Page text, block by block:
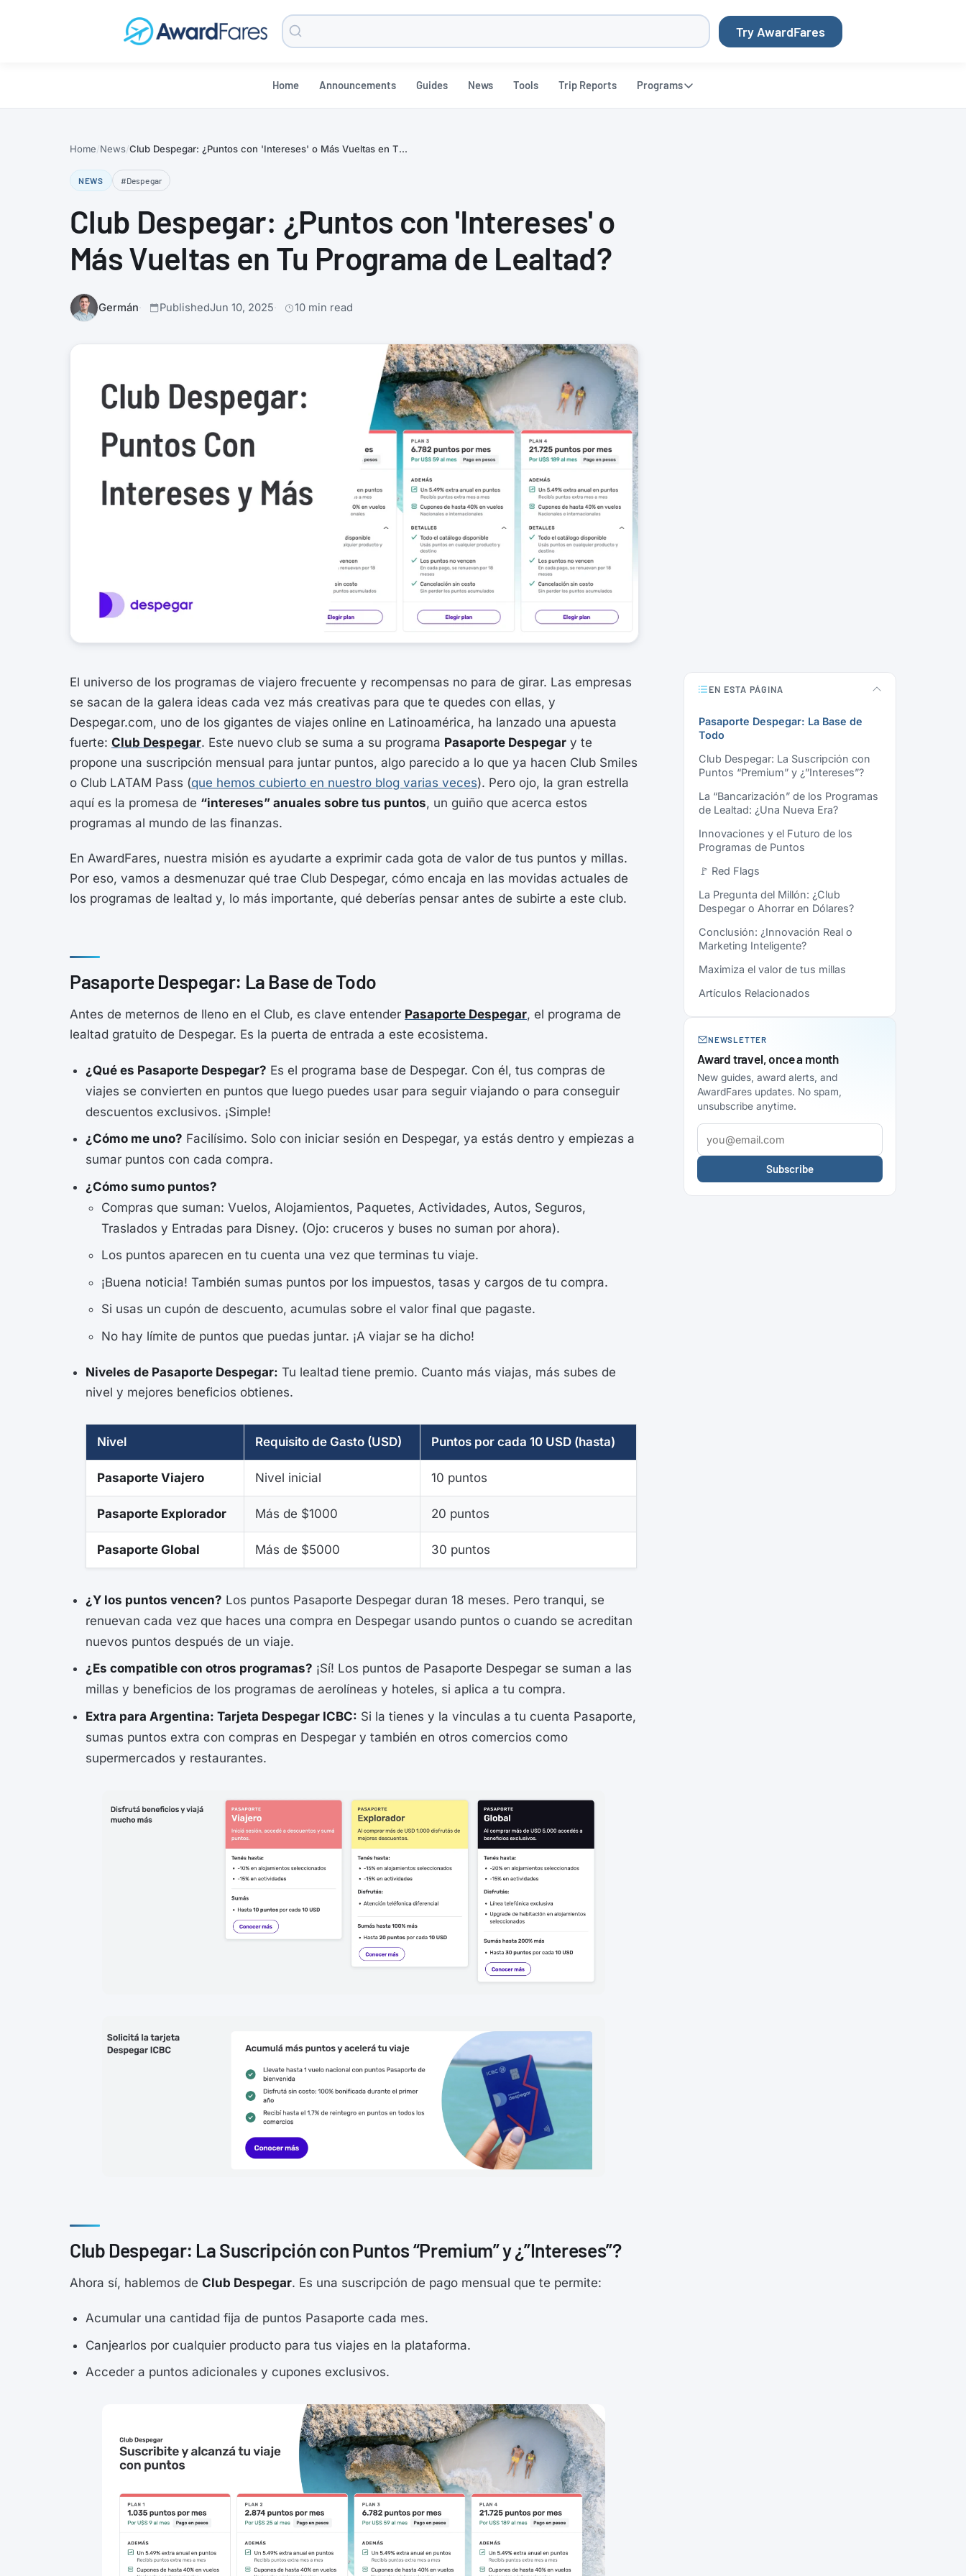
Search
Blog
Try AwardFares
Home Announcements Guides News Tools Trip Reports Programs
Home News Club Despegar: ¿Puntos con 'Intereses' o Más Vueltas en T...
NEWS #Despegar
Club Despegar: ¿Puntos con 'Intereses' o
Más Vueltas en Tu Programa de Lealtad?
Germán PublishedJun 10, 2025 10 min read
EN ESTA PÁGINA
Pasaporte Despegar: La Base de
Todo
Club Despegar: La Suscripción con
Puntos “Premium” y ¿”Intereses”?
La “Bancarización” de los Programas
de Lealtad: ¿Una Nueva Era?
Innovaciones y el Futuro de los
Programas de Puntos
🚩 Red Flags
La Pregunta del Millón: ¿Club
Despegar o Ahorrar en Dólares?
Conclusión: ¿Innovación Real o
Marketing Inteligente?
Maximiza el valor de tus millas
Artículos Relacionados
NEWSLETTER
Award travel, once a month
New guides, award alerts, and
AwardFares updates. No spam,
unsubscribe anytime.
Subscribe
El universo de los programas de viajero frecuente y recompensas no para de girar. Las empresas
se sacan de la galera ideas cada vez más creativas para que te quedes con ellas, y
Despegar.com, uno de los gigantes de viajes online en Latinoamérica, ha lanzado una apuesta
fuerte: Club Despegar. Este nuevo club se suma a su programa Pasaporte Despegar y te
propone una suscripción mensual para juntar puntos, algo parecido a lo que ya hacen Club Smiles
o Club LATAM Pass (que hemos cubierto en nuestro blog varias veces). Pero ojo, la gran estrella
aquí es la promesa de “intereses” anuales sobre tus puntos, un guiño que acerca estos
programas al mundo de las finanzas.
En AwardFares, nuestra misión es ayudarte a exprimir cada gota de valor de tus puntos y millas.
Por eso, vamos a desmenuzar qué trae Club Despegar, cómo encaja en las movidas actuales de
los programas de lealtad y, lo más importante, qué deberías pensar antes de subirte a este club.
Pasaporte Despegar: La Base de Todo
Antes de meternos de lleno en el Club, es clave entender Pasaporte Despegar, el programa de
lealtad gratuito de Despegar. Es la puerta de entrada a este ecosistema.
¿Qué es Pasaporte Despegar? Es el programa base de Despegar. Con él, tus compras de
viajes se convierten en puntos que luego puedes usar para seguir viajando o para conseguir
descuentos exclusivos. ¡Simple!
¿Cómo me uno? Facilísimo. Solo con iniciar sesión en Despegar, ya estás dentro y empiezas a
sumar puntos con cada compra.
¿Cómo sumo puntos?
Compras que suman: Vuelos, Alojamientos, Paquetes, Actividades, Autos, Seguros,
Traslados y Entradas para Disney. (Ojo: cruceros y buses no suman por ahora).
Los puntos aparecen en tu cuenta una vez que terminas tu viaje.
¡Buena noticia! También sumas puntos por los impuestos, tasas y cargos de tu compra.
Si usas un cupón de descuento, acumulas sobre el valor final que pagaste.
No hay límite de puntos que puedas juntar. ¡A viajar se ha dicho!
Niveles de Pasaporte Despegar: Tu lealtad tiene premio. Cuanto más viajas, más subes de
nivel y mejores beneficios obtienes.
Nivel Requisito de Gasto (USD) Puntos por cada 10 USD (hasta)
Pasaporte Viajero Nivel inicial 10 puntos
Pasaporte Explorador Más de $1000 20 puntos
Pasaporte Global Más de $5000 30 puntos
¿Y los puntos vencen? Los puntos Pasaporte Despegar duran 18 meses. Pero tranqui, se
renuevan cada vez que haces una compra en Despegar usando puntos o cuando se acreditan
nuevos puntos después de un viaje.
¿Es compatible con otros programas? ¡Sí! Los puntos de Pasaporte Despegar se suman a las
millas y beneficios de los programas de aerolíneas y hoteles, si aplica a tu compra.
Extra para Argentina: Tarjeta Despegar ICBC: Si la tienes y la vinculas a tu cuenta Pasaporte,
sumas puntos extra con compras en Despegar y también en otros comercios como
supermercados y restaurantes.
Club Despegar: La Suscripción con Puntos “Premium” y ¿”Intereses”?
Ahora sí, hablemos de Club Despegar. Es una suscripción de pago mensual que te permite:
Acumular una cantidad fija de puntos Pasaporte cada mes.
Canjearlos por cualquier producto para tus viajes en la plataforma.
Acceder a puntos adicionales y cupones exclusivos.